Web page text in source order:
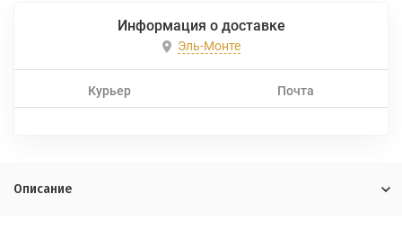
Информация о доставке
Эль-Монте
Курьер Почта
Описание